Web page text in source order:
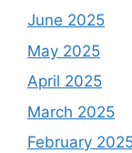
June 2025
May 2025
April 2025
March 2025
February